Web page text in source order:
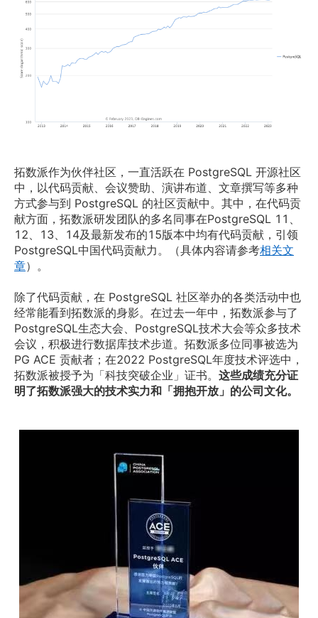
拓数派作为伙伴社区，一直活跃在 PostgreSQL 开源社区
中，以代码贡献、会议赞助、演讲布道、文章撰写等多种
方式参与到 PostgreSQL 的社区贡献中。其中，在代码贡
献方面，拓数派研发团队的多名同事在PostgreSQL 11、
12、13、14及最新发布的15版本中均有代码贡献，引领
PostgreSQL中国代码贡献力。（具体内容请参考相关文
章）。
除了代码贡献，在 PostgreSQL 社区举办的各类活动中也
经常能看到拓数派的身影。在过去一年中，拓数派参与了
PostgreSQL生态大会、PostgreSQL技术大会等众多技术
会议，积极进行数据库技术步道。拓数派多位同事被选为
PG ACE 贡献者；在2022 PostgreSQL年度技术评选中，
拓数派被授予为「科技突破企业」证书。 这些成绩充分证
明了拓数派强大的技术实力和「拥抱开放」的公司文化。